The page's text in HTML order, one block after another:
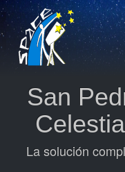
San
La solución